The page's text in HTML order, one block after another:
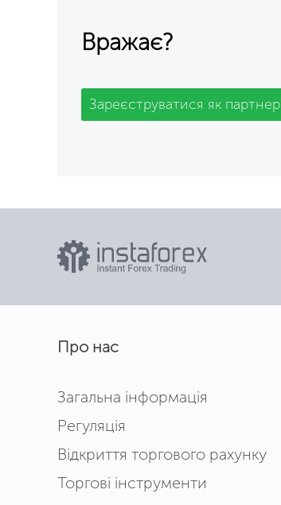
Вражає?
Зареєструватися як партнер
Про нас
Загальна інформація
Регуляція
Відкриття торгового рахунку
Торгові інструменти